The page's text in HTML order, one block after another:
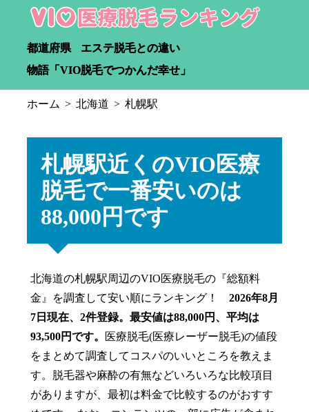
都道府県
エステ脱毛との違い
物語「VIO脱毛でつかんだ幸せ」
ホーム 北海道 札幌駅
札幌駅近くのVIO医療
脱毛で一番安いのは
88,000円です
北海道の札幌駅周辺のVIO医療脱毛の『総額料
金』を調査して安い順にランキング！ 2026年8月
7日現在、2件登録。最安値は88,000円、平均は
93,500円です。
医療脱毛(医療レーザー脱毛)の値段
をまとめて調査してコスパのいいところを教えま
す。脱毛器や麻酔の有無などいろいろな比較項目
がありますが、最初は料金で比較するのがおすす